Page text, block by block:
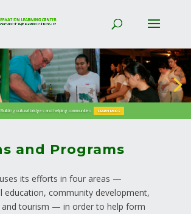
Building cultural bridges and helping communities LEARN MORE
and more LEARN MORE
and Programs
its efforts in four areas —
education, community development,
and tourism — in order to help form